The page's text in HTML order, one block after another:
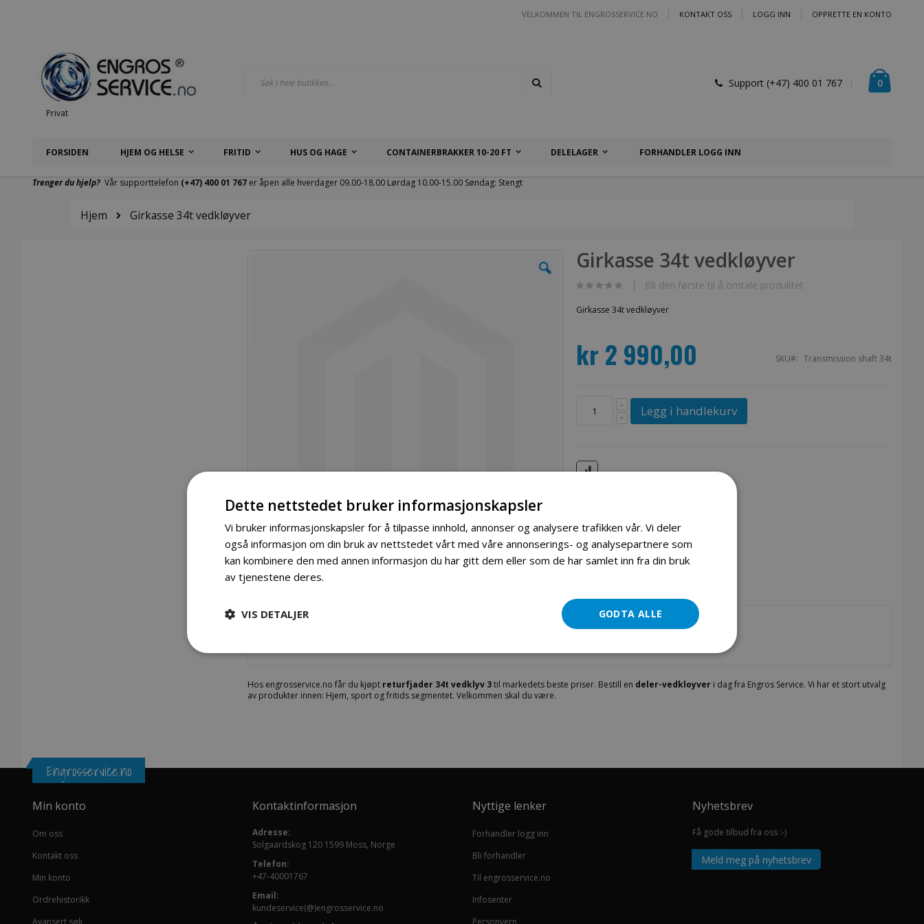
VELKOMMEN TIL ENGROSSERVICE.NO KONTAKT OSS LOGG INN OPPRETTE EN KONTO
Privat
0varer
Support (+47) 400 01 767
FORSIDEN HJEM OG HELSE FRITID HUS OG HAGE CONTAINERBRAKKER 10-20 FT DELELAGER FORHANDLER LOGG INN
Trenger du hjelp? Vår supporttelefon (+47) 400 01 767 er åpen alle hverdager 09.00-18.00 Lørdag 10.00-15.00 Søndag: Stengt
Hjem Girkasse 34t vedkløyver
til
bildegalleri
Girkasse 34t vedkløyver
Bli den første til å omtale produktet
Girkasse 34t vedkløyver
kr 2 990,00 SKU Transmission shaft 34t
Legg i handlekurv
Hos engrosservice.no får du kjøpt returfjader 34t vedklyv 3til markedets beste priser. Bestill en deler-vedkloyveri dag fra Engros Service. Vi har et stort utvalg
av produkter innen: Hjem, sport og fritids segmentet. Velkommen skal du være.
Engrosservice.no
Min konto
Om oss
Kontakt oss
Min konto
Ordrehistorikk
Avansert søk
Kontaktinformasjon
Adresse:
Solgaardskog 120 1599 Moss, Norge
Telefon:
+47-40001767
Email:
kundeservice(@)engrosservice.no
Nyttige lenker
Forhandler logg inn
Bli forhandler
Til engrosservice.no
Infosenter
Personvern
Nyhetsbrev
Få gode tilbud fra oss :-)
Meld meg på nyhetsbrev
Dette nettstedet bruker informasjonskapsler
Vi bruker informasjonskapsler for å tilpasse innhold, annonser og analysere trafikken vår. Vi deler
også informasjon om din bruk av nettstedet vårt med våre annonserings- og analysepartnere som
kan kombinere den med annen informasjon du har gitt dem eller som de har samlet inn fra din bruk
av tjenestene deres.
GODTA ALLE
VIS DETALJER